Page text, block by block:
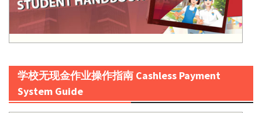
学校无现金作业操作指南 Cashless Payment
System Guide